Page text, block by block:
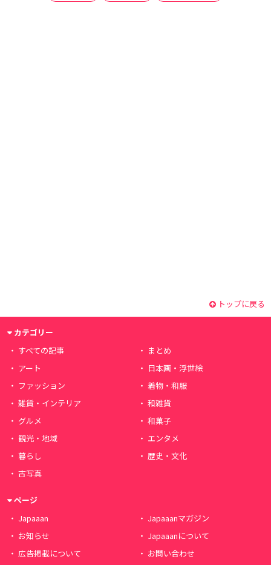
トップに戻る
カテゴリー
すべての記事
まとめ
アート
日本画・浮世絵
ファッション
着物・和服
雑貨・インテリア
和雑貨
グルメ
和菓子
観光・地域
エンタメ
暮らし
歴史・文化
古写真
ページ
Japaaan
Japaaanマガジン
お知らせ
Japaaanについて
広告掲載について
お問い合わせ